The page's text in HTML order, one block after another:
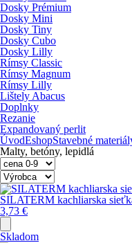
Dosky Prémium
Dosky Mini
Dosky Tiny
Dosky Cubo
Dosky Lilly
Rímsy Classic
Rímsy Magnum
Rímsy Lilly
Lištely Abacus
Doplnky
Rezanie
Expandovaný perlit
ÚvodEshopStavebné
Malty, betóny, lepidlá
SILATERM kachliarska
3,73 €
Skladom